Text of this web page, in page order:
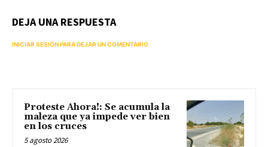
DEJA UNA RESPUESTA
INICIAR SESIÓN PARA DEJAR UN COMENTARIO
Proteste Ahora!: Se acumula la
maleza que ya impede ver bien
en los cruces
5 agosto 2026